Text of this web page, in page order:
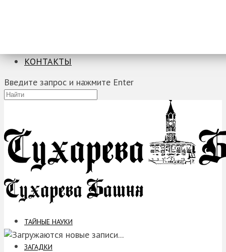
КОНТАКТЫ
Введите запрос и нажмите Enter
ТАЙНЫЕ НАУКИ
ЗАГАДКИ